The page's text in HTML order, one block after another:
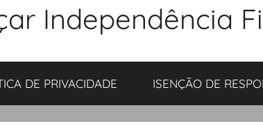
Independência
DE PRIVACIDADE ISENÇÃO DE